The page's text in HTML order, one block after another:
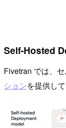
Self-Hosted
Fivetran では、
ションを提供して